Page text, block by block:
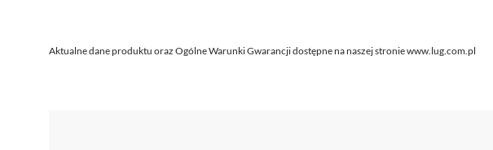
Aktualne dane produktu oraz Ogólne Warunki Gwarancji dostępne na naszej stronie www.lug.com.pl